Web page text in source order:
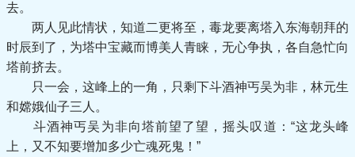
去。
两人见此情状，知道二更将至，毒龙要离塔入东海朝拜的
时辰到了，为塔中宝藏而博美人青睐，无心争执，各自急忙向
塔前挤去。
只一会，这峰上的一角，只剩下斗酒神丐吴为非，林元生
和嫦娥仙子三人。
斗酒神丐吴为非向塔前望了望，摇头叹道：“这龙头峰
上，又不知要增加多少亡魂死鬼！”